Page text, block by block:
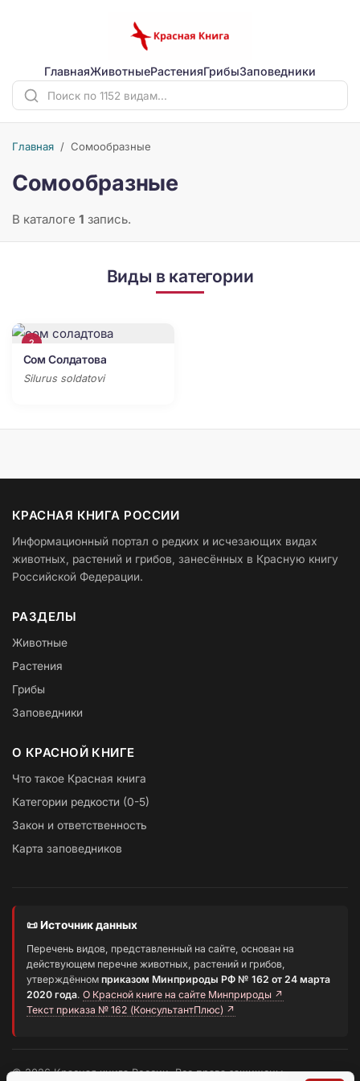
ГлавнаяЖивотныеРастенияГрибыЗаповедники
Главная / Сомообразные
Сомообразные
В каталоге 1 запись.
Виды в категории
2
Сом Солдатова
Silurus soldatovi
КРАСНАЯ КНИГА РОССИИ
Информационный портал о редких и исчезающих видах
животных, растений и грибов, занесённых в Красную книгу
Российской Федерации.
РАЗДЕЛЫ
Животные
Растения
Грибы
Заповедники
О КРАСНОЙ КНИГЕ
Что такое Красная книга
Категории редкости (0-5)
Закон и ответственность
Карта заповедников
📜 Источник данных
Перечень видов, представленный на сайте, основан на
действующем перечне животных, растений и грибов,
утверждённом приказом Минприроды РФ № 162 от 24 марта
2020 года. О Красной книге на сайте Минприроды ↗
Текст приказа № 162 (КонсультантПлюс) ↗
© 2026 Красная книга России. Все права защищены.